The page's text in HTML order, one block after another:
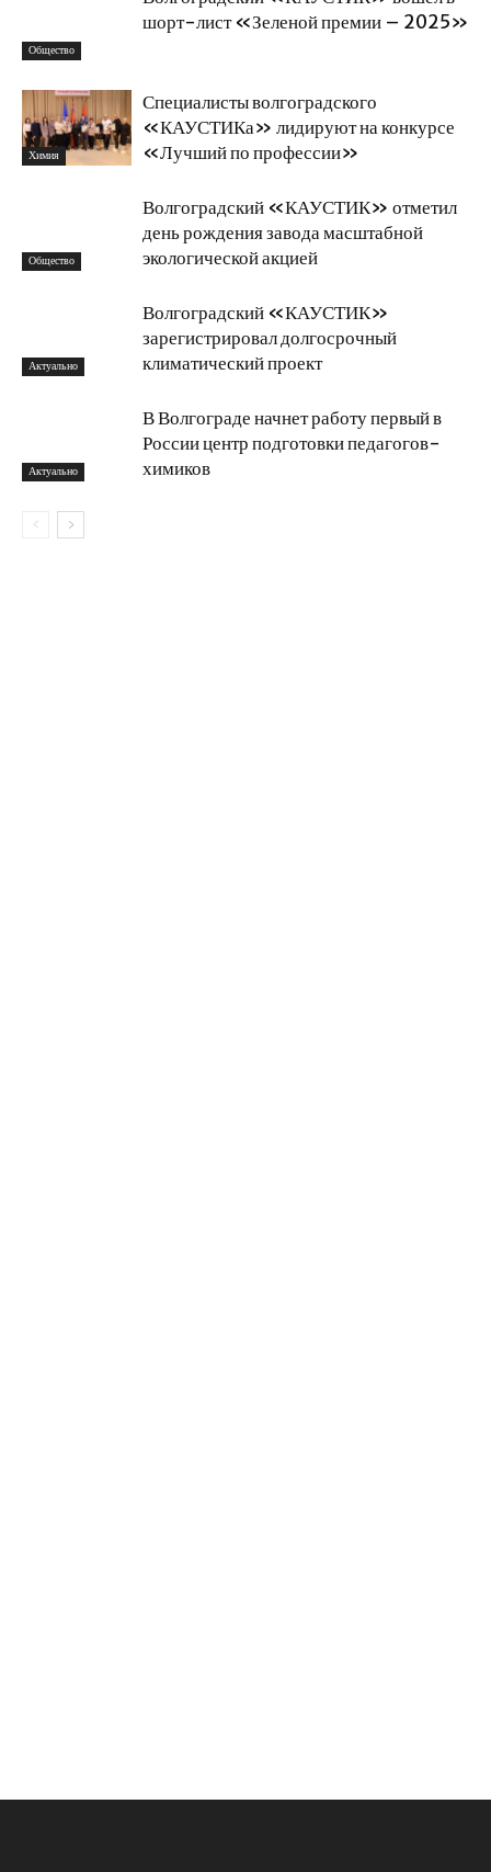
Общество
шорт-лист «Зеленой премии – 2025»
Химия
Специалисты волгоградского
«КАУСТИКа» лидируют на конкурсе
«Лучший по профессии»
Общество
Волгоградский «КАУСТИК» отметил
день рождения завода масштабной
экологической акцией
Актуально
Волгоградский «КАУСТИК»
зарегистрировал долгосрочный
климатический проект
Актуально
В Волгограде начнет работу первый в
России центр подготовки педагогов-
химиков